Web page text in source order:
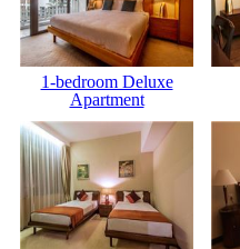
1-bedroom Deluxe
Apartment